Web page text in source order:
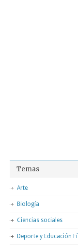
Temas
Arte
Biología
Ciencias sociales
Deporte y Educación